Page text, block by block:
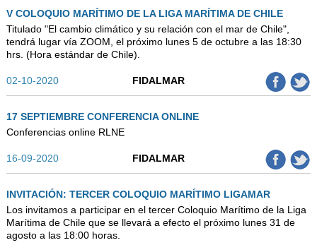
V COLOQUIO MARÍTIMO DE LA LIGA MARÍTIMA DE CHILE
Titulado "El cambio climático y su relación con el mar de Chile",
tendrá lugar vía ZOOM, el próximo lunes 5 de octubre a las 18:30
hrs. (Hora estándar de Chile).
02-10-2020 FIDALMAR
17 SEPTIEMBRE CONFERENCIA ONLINE
Conferencias online RLNE
16-09-2020 FIDALMAR
INVITACIÓN: TERCER COLOQUIO MARÍTIMO LIGAMAR
Los invitamos a participar en el tercer Coloquio Marítimo de la Liga
Marítima de Chile que se llevará a efecto el próximo lunes 31 de
agosto a las 18:00 horas.